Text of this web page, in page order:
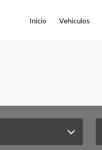
Inicio Vehículos